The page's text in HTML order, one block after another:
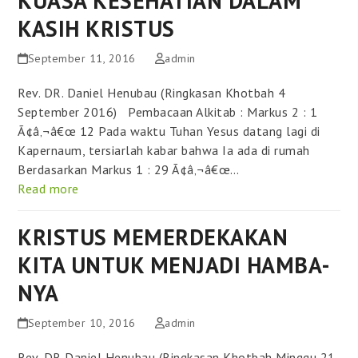
KASIH KRISTUS
September 11, 2016 admin
Rev. DR. Daniel Henubau (Ringkasan Khotbah 4
September 2016) Pembacaan Alkitab : Markus 2 : 1
Ã¢â‚¬â€œ 12 Pada waktu Tuhan Yesus datang lagi di
Kapernaum, tersiarlah kabar bahwa Ia ada di rumah
Berdasarkan Markus 1 : 29 Ã¢â‚¬â€œ…
Read more
KRISTUS MEMERDEKAKAN
KITA UNTUK MENJADI HAMBA-
NYA
September 10, 2016 admin